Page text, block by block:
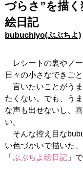
づらさ”を描
絵日記
bubuchiyo(ぶぶちよ)
レシートの裏やノー
日々の小さなできごと
言いたいことがう
たくない。でも、う
な声も出せないし、
い。
そんな控え目な
い色づかいで描いた
「 ぶぶちよ絵日記 」